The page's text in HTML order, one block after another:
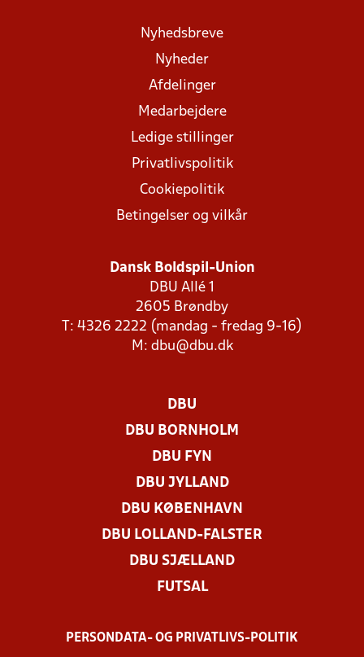
Nyhedsbreve
Nyheder
Afdelinger
Medarbejdere
Ledige stillinger
Privatlivspolitik
Cookiepolitik
Betingelser og vilkår
Dansk Boldspil-Union
DBU Allé 1
2605 Brøndby
T: 4326 2222 (mandag - fredag 9-16)
M: dbu@dbu.dk
DBU
DBU BORNHOLM
DBU FYN
DBU JYLLAND
DBU KØBENHAVN
DBU LOLLAND-FALSTER
DBU SJÆLLAND
FUTSAL
PERSONDATA- OG PRIVATLIVS-POLITIK